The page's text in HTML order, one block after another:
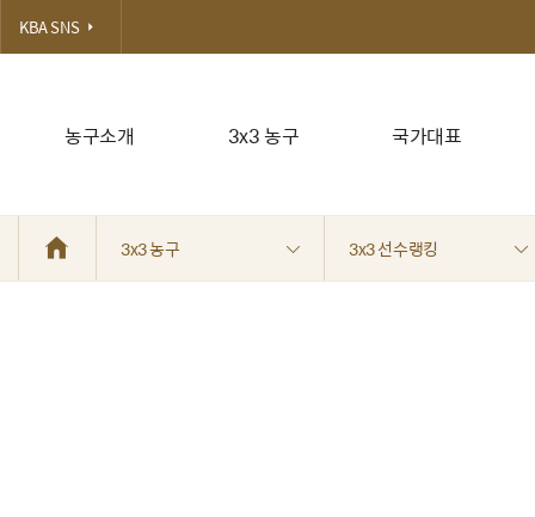
농구소개 3x3 농구 국가대표
KBA SNS
3x3 농구 3x3 선수랭킹